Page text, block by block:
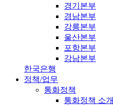
경기본부
경남본부
강릉본부
울산본부
포항본부
강남본부
한국은행
정책/업무
통화정책
통화정책 소개